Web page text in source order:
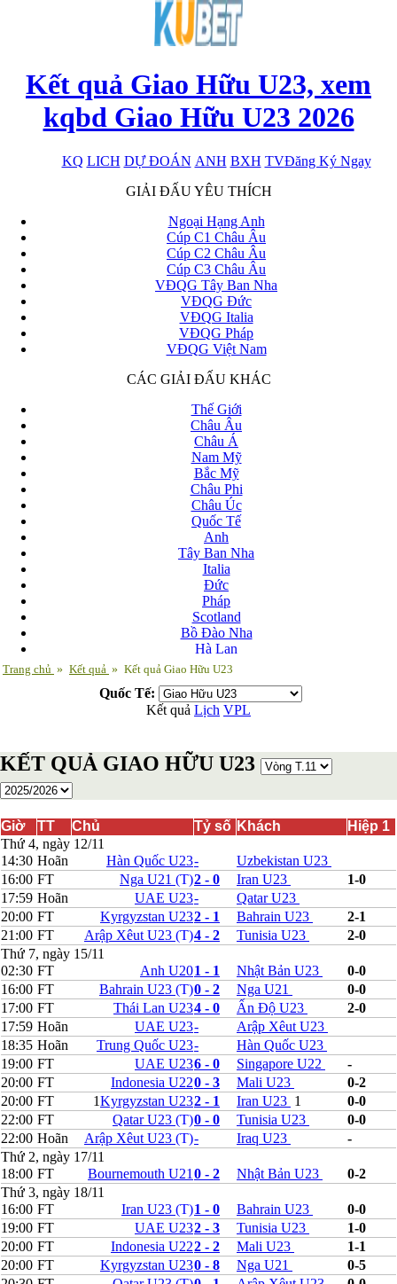
Kết quả Giao Hữu U23, xem
kqbd Giao Hữu U23 2026
KQ LICH DỰ ĐOÁN ANH BXH TVĐăng Ký Ngay
x
GIẢI ĐẤU YÊU THÍCH
Ngoại Hạng Anh
Cúp C1 Châu Âu
Cúp C2 Châu Âu
Cúp C3 Châu Âu
VĐQG Tây Ban Nha
VĐQG Đức
VĐQG Italia
VĐQG Pháp
VĐQG Việt Nam
CÁC GIẢI ĐẤU KHÁC
Thế Giới
Châu Âu
Châu Á
Nam Mỹ
Bắc Mỹ
Châu Phi
Châu Úc
Quốc Tế
Anh
Tây Ban Nha
Italia
Đức
Pháp
Scotland
Bồ Đào Nha
Hà Lan
Nga
Andorra
Armenia
Belarus
Bosnia-Herzgovina
Bắc Macedonia
Bỉ
Estonia
Georgia
Gibralta
Hungary
Hy Lạp
Ireland
Israel
Kazakhstan
Kosovo
Liechtenstein
Lithuania
Luxembourg
Malta
Moldova
Montenegro
Na Uy
Rumany
Serbia
Slovakia
Slovenia
Séc
Síp
Trang chủ » Kết quả » Kết quả Giao Hữu U23
Quốc Tế:
Kết quả Lịch VPL
KẾT QUẢ GIAO HỮU U23
Giờ TT Chủ Tỷ số Khách
Hiệp 1
Thứ 4, ngày 12/11
14:30 Hoãn Hàn Quốc U23-
Uzbekistan U23
16:00 FT Nga U21 (T)2 - 0 Iran U23
1-0
17:59 Hoãn UAE U23-
Qatar U23
20:00 FT Kyrgyzstan U232 - 1 Bahrain U23
2-1
21:00 FT Arập Xêut U23 (T)4 - 2 Tunisia U23
2-0
Thứ 7, ngày 15/11
02:30 FT Anh U201 - 1 Nhật Bản U23
0-0
16:00 FT Bahrain U23 (T)0 - 2 Nga U21
0-0
17:00 FT Thái Lan U234 - 0 Ấn Độ U23
2-0
17:59 Hoãn UAE U23-
Arập Xêut U23
18:35 Hoãn Trung Quốc U23-
Hàn Quốc U23
19:00 FT UAE U236 - 0 Singapore U22
-
20:00 FT Indonesia U220 - 3 Mali U23
0-2
20:00 FT Kyrgyzstan U23
1 2 - 1 Iran U23 1
0-0
22:00 FT Qatar U23 (T)0 - 0 Tunisia U23
0-0
22:00 Hoãn Arập Xêut U23 (T)- Iraq U23
-
Thứ 2, ngày 17/11
18:00 FT Bournemouth U21 0 - 2 Nhật Bản U23
0-2
Thứ 3, ngày 18/11
16:00 FT Iran U23 (T)1 - 0 Bahrain U23
0-0
19:00 FT UAE U232 - 3 Tunisia U23
1-0
20:00 FT Indonesia U222 - 2 Mali U23
1-1
20:00 FT Kyrgyzstan U230 - 8 Nga U21
0-5